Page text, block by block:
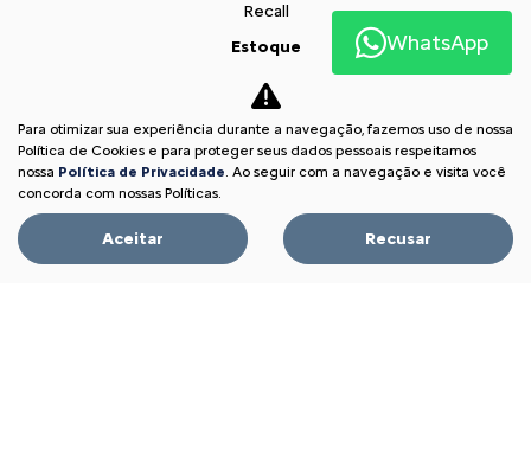
Recall
Estoque
Estoque Novos
Seminovos Hazul
Oportunidade Imperdível
Fale conosco
Sobre nós
WhatsApp
Para otimizar sua experiência durante a navegação, fazemos uso de nossa
Política de Cookies e para proteger seus dados pessoais respeitamos
nossa Política de Privacidade. Ao seguir com a navegação e visita você
concorda com nossas Políticas.
Aceitar Recusar